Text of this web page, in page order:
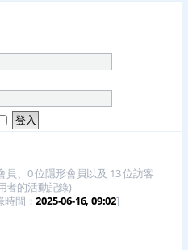
、0 位隱形會員以及 13 位訪客
者的活動記錄)
時間：2025-06-16, 09:02]